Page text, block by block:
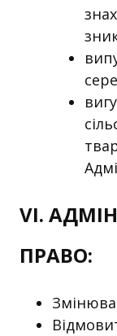
VІ.
ПРАВО: